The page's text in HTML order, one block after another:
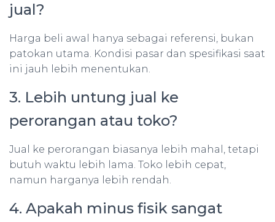
jual?
Harga beli awal hanya sebagai referensi, bukan
patokan utama. Kondisi pasar dan spesifikasi saat
ini jauh lebih menentukan.
3. Lebih untung jual ke
perorangan atau toko?
Jual ke perorangan biasanya lebih mahal, tetapi
butuh waktu lebih lama. Toko lebih cepat,
namun harganya lebih rendah.
4. Apakah minus fisik sangat